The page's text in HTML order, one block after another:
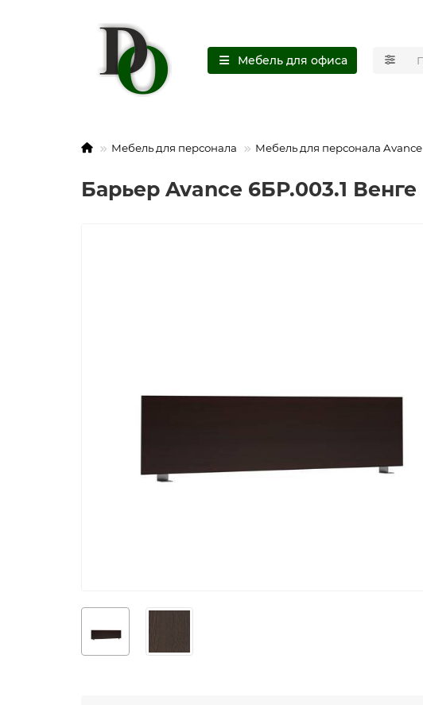
Мебель для офиса
Мебель для персонала Мебель для персонала Avance
Барьер Avance 6БР.003.1 Венге